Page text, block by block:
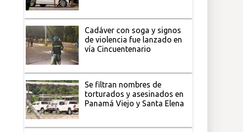
Cadáver con soga y signos
de violencia fue lanzado en
vía Cincuentenario
Se filtran nombres de
torturados y asesinados en
Panamá Viejo y Santa Elena